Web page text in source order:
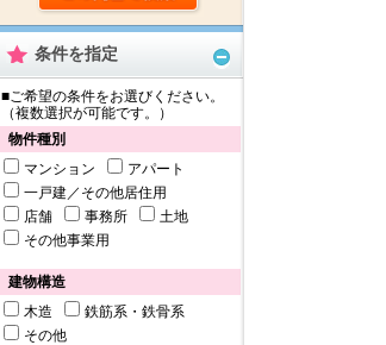
条件を指定
■ご希望の条件をお選びください。
（複数選択が可能です。）
物件種別
マンション
アパート
一戸建／その他居住用
店舗
事務所
土地
その他事業用
建物構造
木造
鉄筋系・鉄骨系
その他